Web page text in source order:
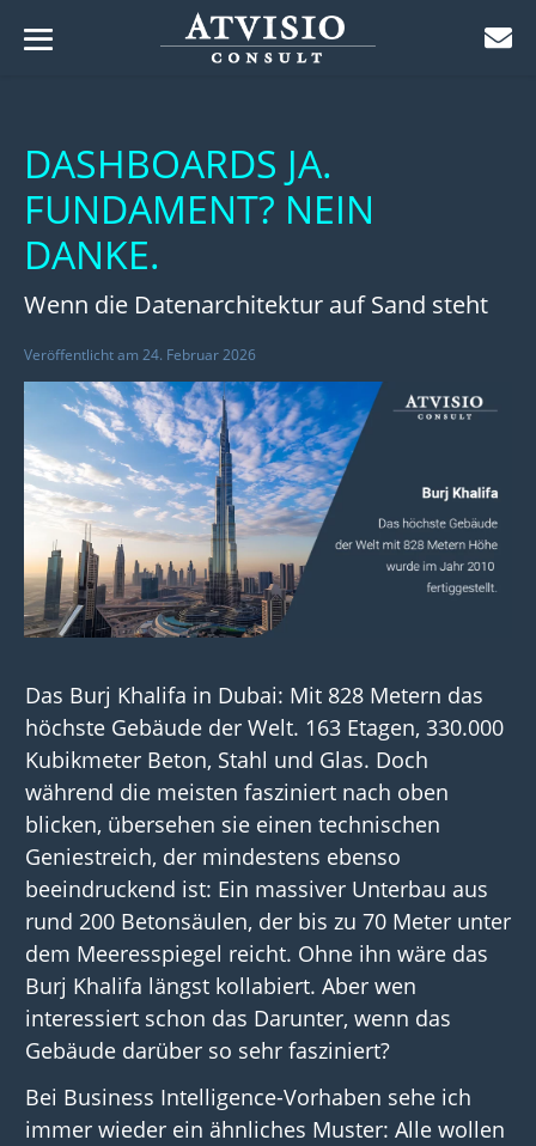
springen
DASHBOARDS JA.
FUNDAMENT? NEIN
DANKE.
Wenn die Datenarchitektur auf Sand steht
Veröffentlicht am 24. Februar 2026
Das Burj Khalifa in Dubai: Mit 828 Metern das
höchste Gebäude der Welt. 163 Etagen, 330.000
Kubikmeter Beton, Stahl und Glas. Doch
während die meisten fasziniert nach oben
blicken, übersehen sie einen technischen
Geniestreich, dermindestens ebenso
beeindruckend ist: Ein massiverUnterbau aus
rund 200 Betonsäulen, derbis zu 70 Meter unter
dem Meeresspiegel reicht. Ohne ihn wäre das
Burj Khalifa längst kollabiert. Aber wen
interessiertschon das Darunter, wenn das
Gebäude darüber so sehr fasziniert?
Bei Business Intelligence-Vorhaben sehe ich
immer wieder ein ähnliches Muster: Alle wollen